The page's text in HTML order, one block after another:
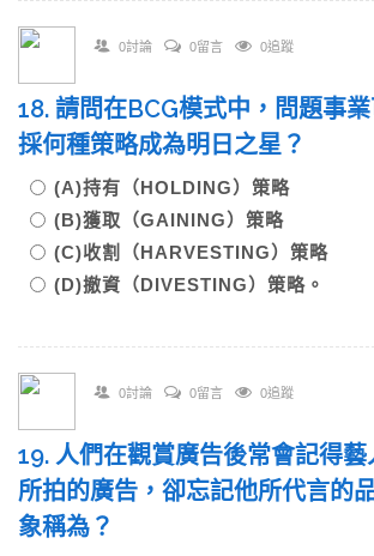
0討論 0留言 0追蹤
18. 請問在BCG模式中，問題事
採何種策略成為明日之星？
(A)持有（HOLDING）策略
(B)獲取（GAINING）策略
(C)收割（HARVESTING）策略
(D)撤資（DIVESTING）策略。
0討論 0留言 0追蹤
19. 人們在觀賞廣告後常會記得藝
所拍的廣告，卻忘記他所代言的
象稱為？